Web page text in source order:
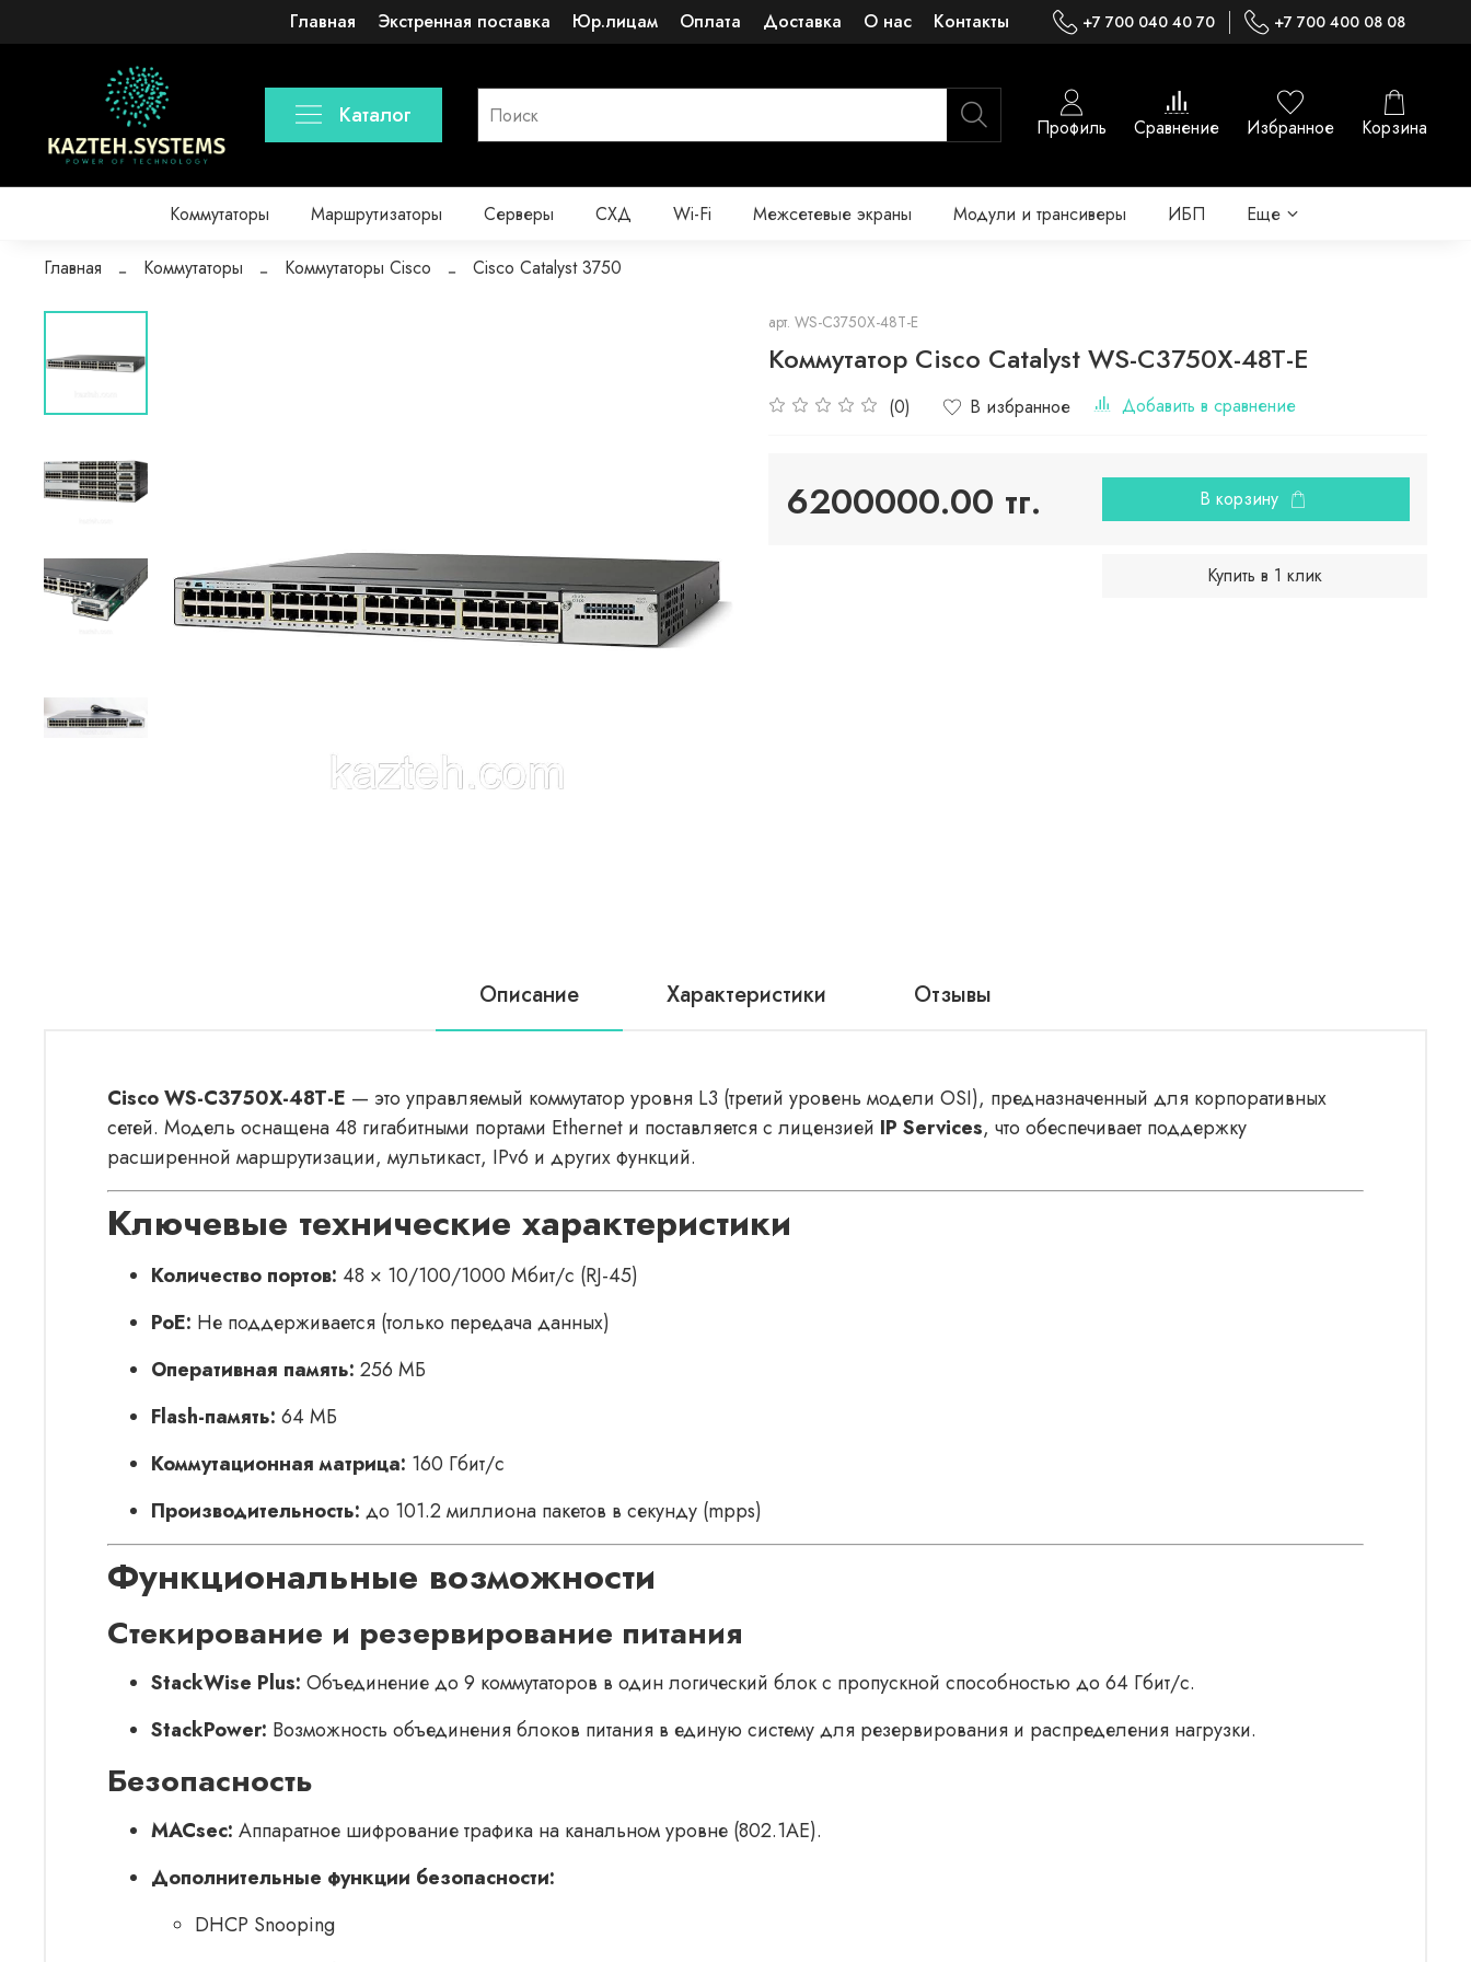
Главная Экстренная поставка Юр.лицам Оплата Доставка О нас Контакты +7 700 040 40 70 +7 700 400 08 08
Каталог Профиль Сравнение Избранное Корзина
Коммутаторы Маршрутизаторы Серверы СХД Wi-Fi Межсетевые экраны Модули и трансиверы ИБП Еще
Главная Коммутаторы Коммутаторы Cisco Cisco Catalyst 3750
арт. WS-C3750X-48T-E
Коммутатор Cisco Catalyst WS-C3750X-48T-E
(0) В избранное Добавить в сравнение
6200000.00 тг. В корзину
Купить в 1 клик
Описание Характеристики Отзывы
Cisco WS-C3750X-48T-E — это управляемый коммутатор уровня L3 (третий уровень модели OSI), предназначенный для корпоративных
сетей. Модель оснащена 48 гигабитными портами Ethernet и поставляется с лицензией IP Services, что обеспечивает поддержку
расширенной маршрутизации, мультикаст, IPv6 и других функций.
Ключевые технические характеристики
Количество портов: 48 × 10/100/1000 Мбит/с (RJ-45)
PoE: Не поддерживается (только передача данных)
Оперативная память: 256 МБ
Flash-память: 64 МБ
Коммутационная матрица: 160 Гбит/с
Производительность: до 101.2 миллиона пакетов в секунду (mpps)
Функциональные возможности
Стекирование и резервирование питания
StackWise Plus: Объединение до 9 коммутаторов в один логический блок с пропускной способностью до 64 Гбит/с.
StackPower: Возможность объединения блоков питания в единую систему для резервирования и распределения нагрузки.
Безопасность
MACsec: Аппаратное шифрование трафика на канальном уровне (802.1AE).
Дополнительные функции безопасности:
DHCP Snooping